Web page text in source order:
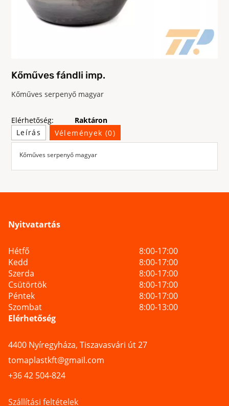
Kőműves fándli imp.
Kőműves serpenyő magyar
Elérhetőség:
Raktáron
Leírás
Vélemények (0)
Kőműves serpenyő magyar
Nyitvatartás
Hétfő
8:00-17:00
Kedd
8:00-17:00
Szerda
8:00-17:00
Csütörtök
8:00-17:00
Péntek
8:00-17:00
Szombat
8:00-13:00
Elérhetőség
4400 Nyíregyháza, Tiszavasvári út 27
tomaplastkft@gmail.com
+36 42 504-824
Szállítási feltételek